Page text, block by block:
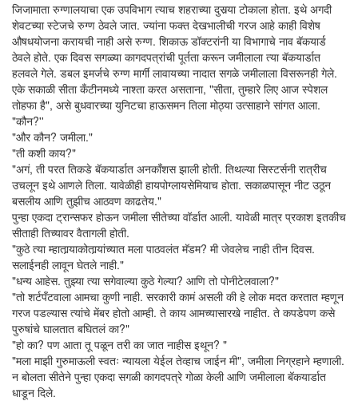
जिजामाता रुग्णालयाचा एक उपविभाग त्याच शहराच्या दुसर्‍या टोकाला होता. इथे अगदी
शेवटच्या स्टेजचे रुग्ण ठेवले जात. ज्यांना फक्त देखभालीची गरज आहे काही विशेष
औषधयोजना करायची नाही असे रुग्ण. शिकाऊ डॉक्टरांनी या विभागाचे नाव बॅकयार्ड
ठेवले होते. एक दिवस सगळ्या कागदपत्रांची पूर्तता करून जमीलाला त्या बॅकयार्डात
हलवले गेले. डबल इमर्जचे रुग्ण मार्गी लावायच्या नादात सगळे जमीलाला विसरूनही गेले.
एके सकाळी सीता कँटीनमध्ये नाश्ता करत असताना, "सीता, तुम्हारे लिए आज स्पेशल
तोहफा है", असे बुधवारच्या युनिटचा हाऊसमन तिला मोठ्या उत्साहाने सांगत आला.
"कौन?''
"और कौन? जमीला."
"ती कशी काय?"
"अगं, ती परत तिकडे बॅकयार्डात अनकाँशस झाली होती. तिथल्या सिस्टर्सनी रात्रीच
उचलून इथे आणले तिला. यावेळीही हायपोग्लायसेमियाच होता. सकाळपासून नीट उठून
बसलीय आणि तुझीच आठवण काढतेय."
पुन्हा एकदा ट्रान्सफर होऊन जमीला सीतेच्या वॉर्डात आली. यावेळी मात्र प्रकाश इतकीच
सीताही तिच्यावर वैतागली होती.
"कुठे त्या म्हातार्‍याकोतार्‍यांच्यात मला पाठवलंत मॅडम? मी जेवलेच नाही तीन दिवस.
सलाईनही लावून घेतले नाही."
"धन्य आहेस. तुझ्या त्या सगेवाल्या कुठे गेल्या? आणि तो पोनीटेलवाला?"
"तो शर्टपँटवाला आमचा कुणी नाही. सरकारी कामं असली की हे लोक मदत करतात म्हणून
गरज पडल्यास त्यांचे मेंबर होतो आम्ही. ते काय आमच्यासारखे नाहीत. ते कपडेपण कसे
पुरुषांचे घालतात बघितलं का?"
"हो का? पण आता तू पळून तरी का जात नाहीस इथून? "
"मला माझी गुरुमाऊली स्वतः न्यायला येईल तेव्हाच जाईन मी", जमीला निग्रहाने म्हणाली.
न बोलता सीतेने पुन्हा एकदा सगळी कागदपत्रे गोळा केली आणि जमीलाला बॅकयार्डात
धाडून दिले.